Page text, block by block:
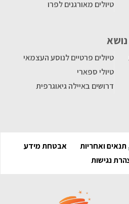
טיולים מאורגנים לפרו
נושא
טיולים פרטיים לנוסע העצמאי
טיולי ספארי
דרושים באיילה גיאוגרפית
ואחריות
אבטחת מידע
נגישות